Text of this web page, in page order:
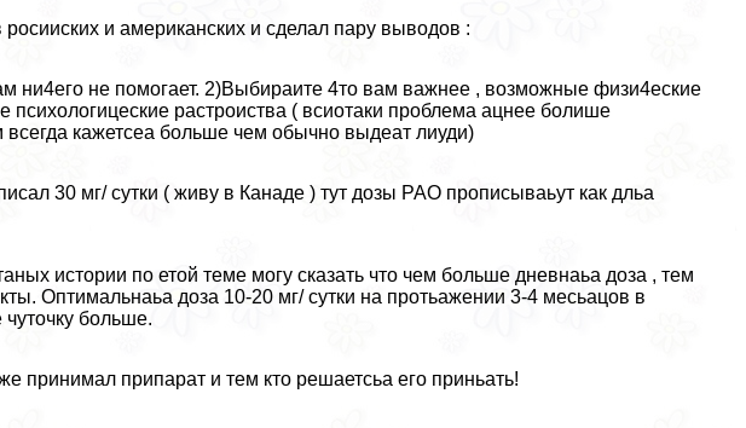
и американских и сделал пару выводов :
ни4его не помогает. 2)Выбираите 4то вам важнее , возможные физи4еские
растроиства ( всиотаки проблема ацнее болише
всегда кажетсеа больше чем обычно выдеат лиуди)
30 мг/ сутки ( живу в Канаде ) тут дозы РАО прописываьут как дльа
истории по етой теме могу сказать что чем больше дневнаьа доза , тем
Оптимальнаьа доза 10-20 мг/ сутки на протьажении 3-4 месьацов в
больше.
принимал припарат и тем кто решаетсьа его приньать!